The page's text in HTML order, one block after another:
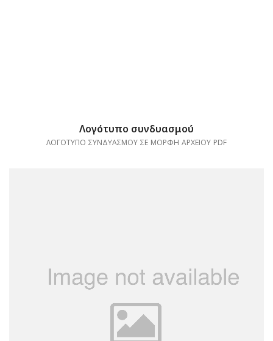
Λογότυπο συνδυασμού
ΛΟΓΟΤΥΠΟ ΣΥΝΔΥΑΣΜΟΥ ΣΕ ΜΟΡΦΗ ΑΡΧΕΙΟΥ PDF